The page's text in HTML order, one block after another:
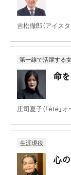
吉松徹郎（アイス
第一線で活躍する
命
庄司夏子（「été」
生涯現役
心